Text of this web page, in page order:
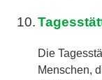
10.
Die
Menschen,